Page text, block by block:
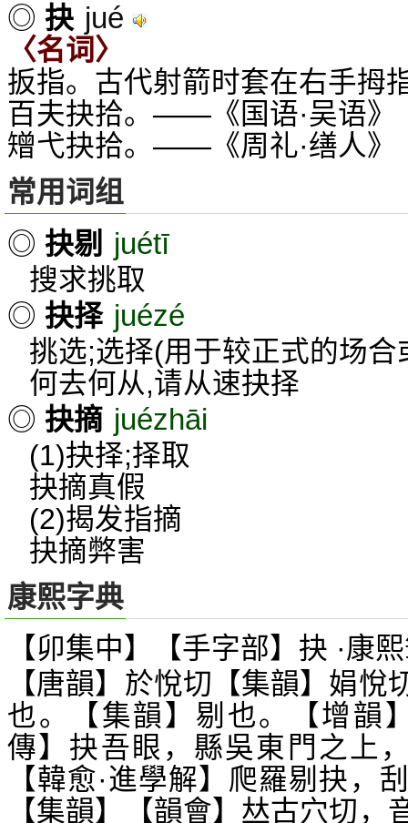
◎ 抉 jué
〈名词〉
扳指。古代射箭时套在右手拇
百夫抉拾。——《国语·吴语》
矰弋抉拾。——《周礼·缮人》
常用词组
◎ 抉剔 juétī
搜求挑取
◎ 抉择 juézé
挑选;选择(用于较正式的场合
何去何从,请从速抉择
◎ 抉摘 juézhāi
(1)抉择;择取
抉摘真假
(2)揭发指摘
抉摘弊害
康熙字典
【卯集中】【手字部】抉 ·康
【唐韻】於悅切【集韻】娟悅
也。【集韻】剔也。【增韻
傳】抉吾眼，縣吳東門之上
【韓愈·進學解】爬羅剔抉
【集韻】【韻會】 𠀤古穴切，